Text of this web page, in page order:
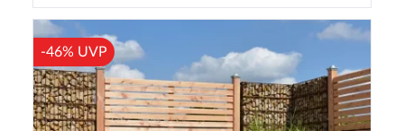
-46% UVP